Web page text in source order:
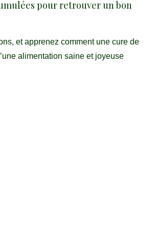
pour retrouver un bon
et apprenez comment une cure de
alimentation saine et joyeuse